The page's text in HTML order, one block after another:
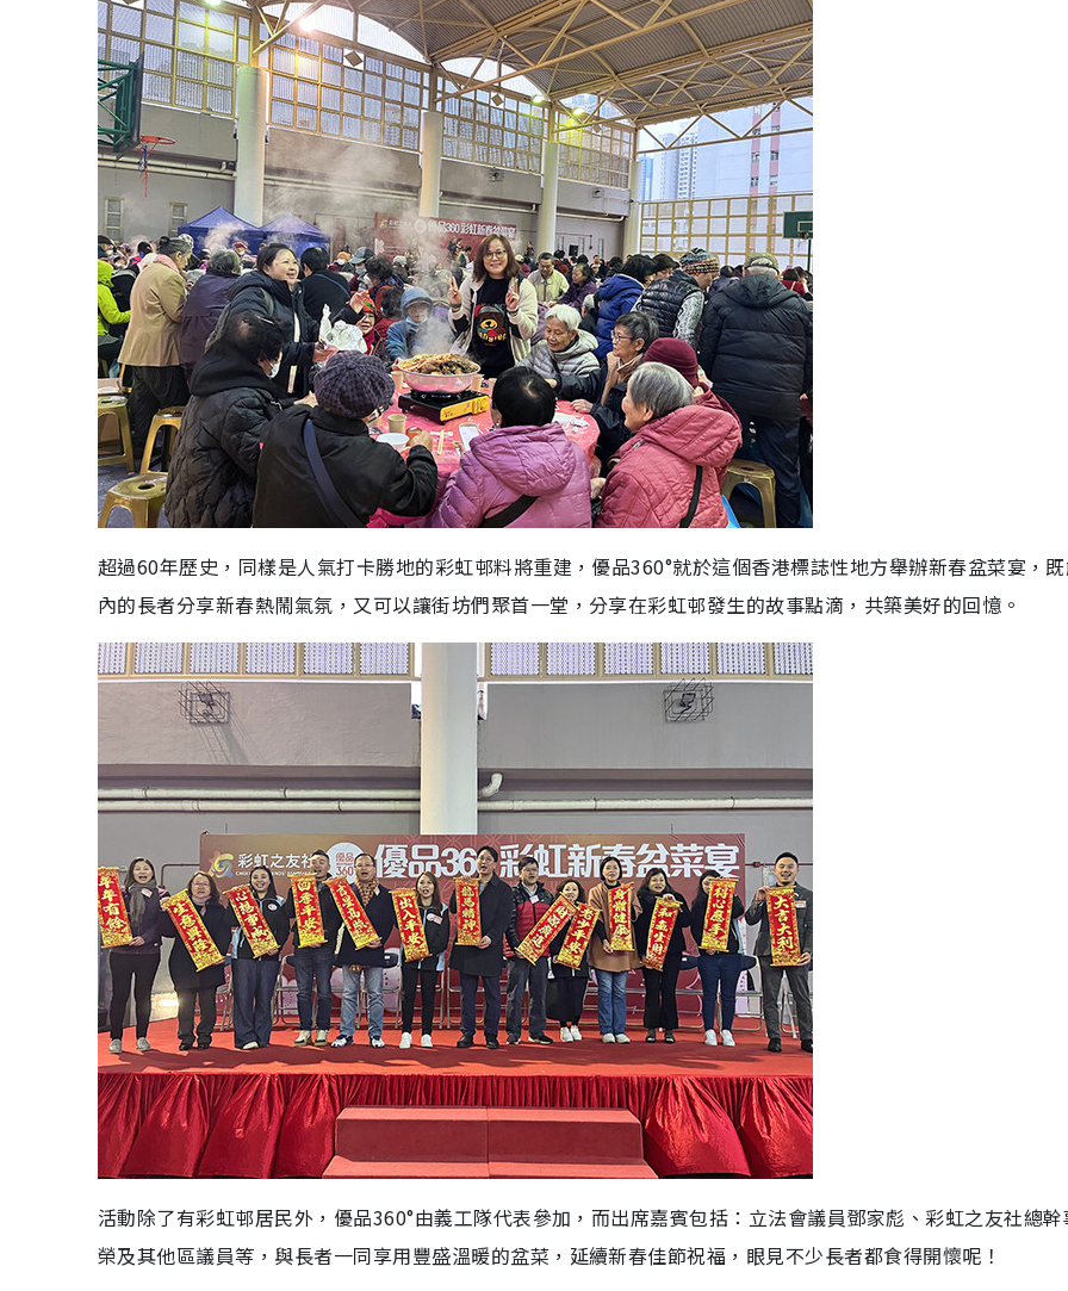
超過60年歷史，同樣是人氣打卡勝地的彩虹邨料將重建，優品360°就於這個香港標誌性地方舉辦新春盆菜宴，
內的長者分享新春熱鬧氣氛，又可以讓街坊們聚首一堂，分享在彩虹邨發生的故事點滴，共築美好的回憶。
活動除了有彩虹邨居民外，優品360°由義工隊代表參加，而出席嘉賓包括：立法會議員鄧家彪、彩虹之友社總
榮及其他區議員等，與長者一同享用豐盛溫暖的盆菜，延續新春佳節祝福，眼見不少長者都食得開懷呢！